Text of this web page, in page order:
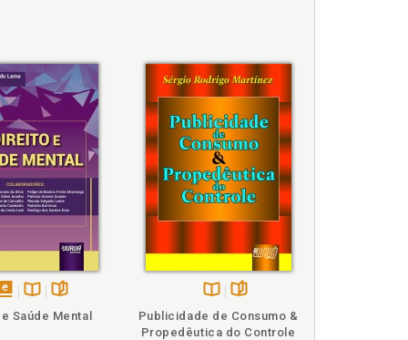
baixa renda, p. 195
p. 73
Saúde Mental
na
Publicidade de Consumo &
Propedêutica do Controle